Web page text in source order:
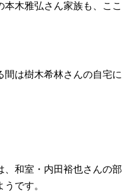
木雅弘さん家族も、ここ
は樹木希林さんの自宅に
、和室・内田裕也さんの部
です。